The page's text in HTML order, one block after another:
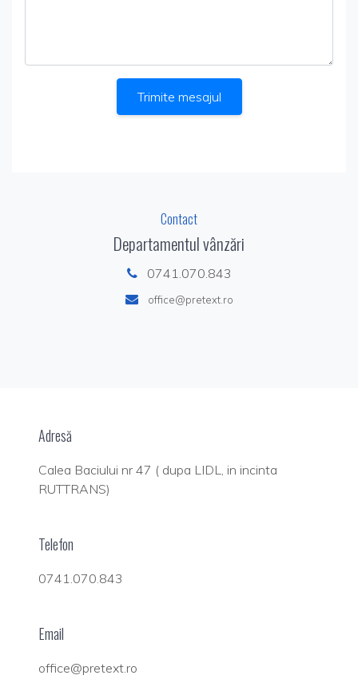
Trimite mesajul
Contact
Departamentul vânzări
0741.070.843
office@pretext.ro
Adresă
Calea Baciului nr 47 ( dupa LIDL, in incinta
RUTTRANS)
Telefon
0741.070.843
Email
office@pretext.ro